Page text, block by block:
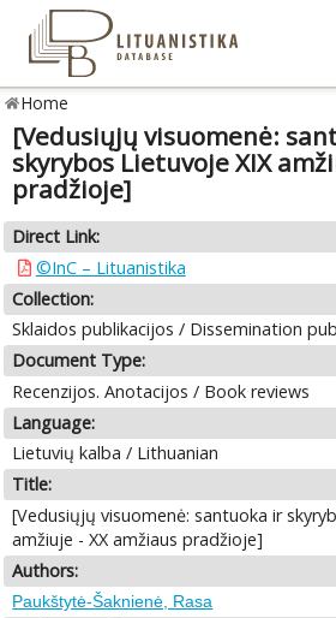
Home
[Vedusiųjų visuomenė:
skyrybos Lietuvoje XIX
pradžioje]
Direct Link:
©InC – Lituanistika
Collection:
Sklaidos publikacijos / Dissemination
Document Type:
Recenzijos. Anotacijos / Book reviews
Language:
Lietuvių kalba / Lithuanian
Title:
[Vedusiųjų visuomenė: santuoka ir
amžiuje - XX amžiaus pradžioje]
Authors:
Paukštytė-Šaknienė, Rasa